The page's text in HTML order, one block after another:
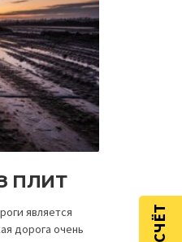
ПЛИТ
является
дорога очень